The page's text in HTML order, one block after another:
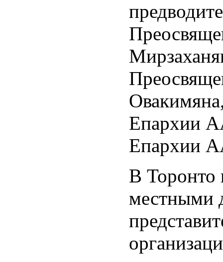
Епархии
Епархии
В Торонто
местными